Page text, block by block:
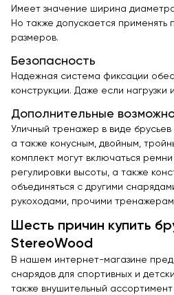
Имеет значение ширина
Но также допускается применять
размеров.
Безопасность
Надежная система фиксации
конструкции. Даже если нагрузки
Дополнительные
Уличный тренажер в виде
а также конусным, двойным,
комплект могут включаться
регулировки высоты, а также
объединяться с другими
рукоходами, прочими
Шесть причин купить
StereoWood
В нашем интернет-магазине
снарядов для спортивных и
также внушительный